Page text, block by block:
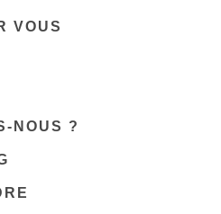
VOUS
NOUS ?